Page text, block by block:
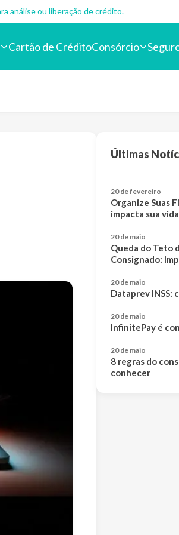
análise ou liberação de crédito.
Cartão de CréditoConsórcio
Últimas
20 de fevereiro
Organize Suas
impacta sua
20 de maio
Queda do Teto
Consignado:
20 de maio
Dataprev INSS:
20 de maio
InfinitePay é
20 de maio
8 regras do
conhecer